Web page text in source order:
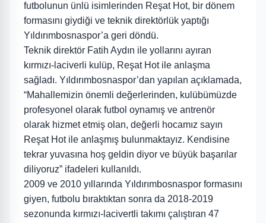
futbolunun ünlü isimlerinden Reşat Hot, bir dönem
formasını giydiği ve teknik direktörlük yaptığı
Yıldırımbosnaspor’a geri döndü.
Teknik direktör Fatih Aydın ile yollarını ayıran
kırmızı-laciverli kulüp, Reşat Hot ile anlaşma
sağladı. Yıldırımbosnaspor’dan yapılan açıklamada,
“Mahallemizin önemli değerlerinden, kulübümüzde
profesyonel olarak futbol oynamış ve antrenör
olarak hizmet etmiş olan, değerli hocamız sayın
Reşat Hot ile anlaşmış bulunmaktayız. Kendisine
tekrar yuvasına hoş geldin diyor ve büyük başarılar
diliyoruz” ifadeleri kullanıldı.
2009 ve 2010 yıllarında Yıldırımbosnaspor formasını
giyen, futbolu bıraktıktan sonra da 2018-2019
sezonunda kırmızı-lacivertli takımı çalıştıran 47